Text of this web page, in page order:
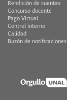
Rendición de cuentas
Concurso docente
Pago Virtual
Control interno
Calidad
Buzón de notificaciones